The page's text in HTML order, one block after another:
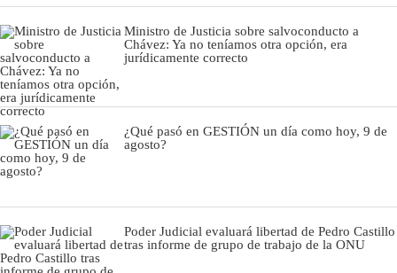
Ministro de Justicia sobre salvoconducto a
Chávez: Ya no teníamos otra opción, era
jurídicamente correcto
¿Qué pasó en GESTIÓN un día como hoy, 9 de
agosto?
Poder Judicial evaluará libertad de Pedro Castillo
tras informe de grupo de trabajo de la ONU